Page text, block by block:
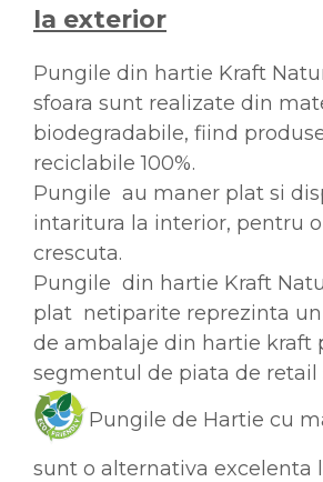
la exterior
Pungile din hartie Kraft
sfoara sunt realizate din
biodegradabile, fiind
reciclabile 100%.
Pungile au maner plat si
intaritura la interior, pentru
crescuta.
Pungile din hartie Kraft
plat netiparite reprezinta
de ambalaje din hartie kraft
segmentul de piata de retail
Pungile de Hartie cu
sunt o alternativa excelenta